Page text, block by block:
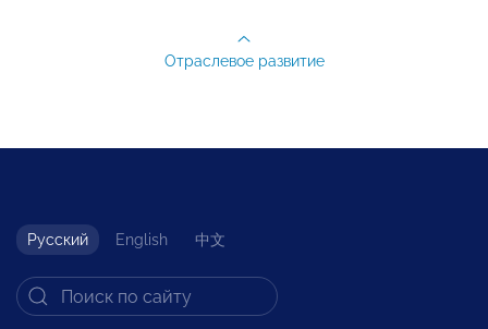
Отраслевое развитие
Русский English 中文